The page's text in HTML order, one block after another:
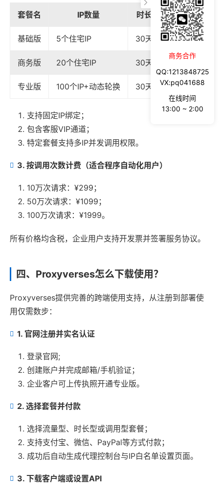
套餐名 IP数量 时长 价格
基础版 5个住宅IP 30天 ¥299
商务版 20个住宅IP 30天 ¥899
专业版 100个IP+动态轮换 30天 ¥2899
支持固定IP绑定；
包含客服VIP通道；
特定套餐支持多IP并发调用权限。
3. 按调用次数计费（适合程序自动化用户）
10万次请求：¥299；
50万次请求：¥1099；
100万次请求：¥1999。
所有价格均含税，企业用户支持开发票并签署服务协议。
四、Proxyverses怎么下载使用？
Proxyverses提供完善的跨端使用支持，从注册到部署使
用仅需数步：
1. 官网注册并实名认证
登录官网;
创建账户并完成邮箱/手机验证；
企业客户可上传执照开通专业版。
2. 选择套餐并付款
选择流量型、时长型或调用型套餐；
支持支付宝、微信、PayPal等方式付款；
成功后自动生成代理控制台与IP白名单设置页面。
3. 下载客户端或设置API
商务合作
QQ:1213848725
VX:pq041688
在线时间
13:00 ~ 2:00